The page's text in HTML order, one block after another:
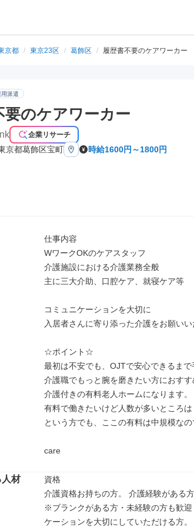
京都 / 東京23区 / 葛飾区 / 履歴書不要のケアワーカー
派遣
要のケアワーカー
企業リサーチ
京都葛飾区宝町 時給1600円～1800円
仕事内容
WワークOKのケアスタッフ
介護施設における介護業務全般
主に三大介助、口腔ケア、就寝ケア等
コミュニケーションを大切に
入居者さんに寄り添った介護をお願いい
☆ポイント☆
最初は不安でも、OJTで安心できるまで
介護職でもっと腕を磨きたい方におすす
介護付きの有料老人ホームになります。
有料で働きたいけど人数が多いところは
という方でも、ここの有料は中規模なの
care
材
資格
介護資格お持ちの方。 介護経験がある方
※ブランクがある方・未経験の方も歓
ケーションを大切にしていただける方。